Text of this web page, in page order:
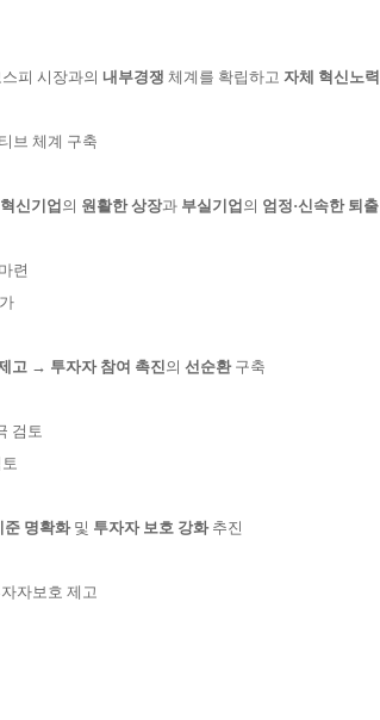
스피 시장과의 내부경쟁체계를 확립하고자체 혁신노력
브 체계 구축
혁신기업 의 원활한 상장과 부실기업 의 엄정·신속한 퇴출
련
고 → 투자자 참여 촉진의선순환구축
검토
준 명확화및 투자자 보호 강화추진
자보호 제고